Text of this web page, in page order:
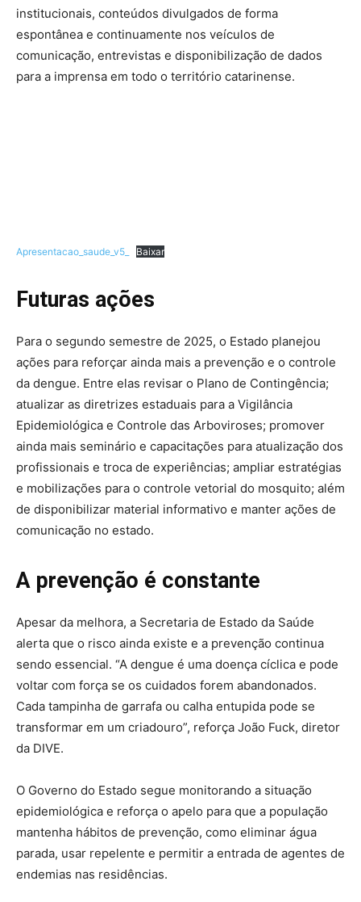
institucionais, conteúdos divulgados de forma
espontânea e continuamente nos veículos de
comunicação, entrevistas e disponibilização de dados
para a imprensa em todo o território catarinense.
Apresentacao_saude_v5_ Baixar
Futuras ações
Para o segundo semestre de 2025, o Estado planejou
ações para reforçar ainda mais a prevenção e o controle
da dengue. Entre elas revisar o Plano de Contingência;
atualizar as diretrizes estaduais para a Vigilância
Epidemiológica e Controle das Arboviroses; promover
ainda mais seminário e capacitações para atualização dos
profissionais e troca de experiências; ampliar estratégias
e mobilizações para o controle vetorial do mosquito; além
de disponibilizar material informativo e manter ações de
comunicação no estado.
A prevenção é constante
Apesar da melhora, a Secretaria de Estado da Saúde
alerta que o risco ainda existe e a prevenção continua
sendo essencial. “A dengue é uma doença cíclica e pode
voltar com força se os cuidados forem abandonados.
Cada tampinha de garrafa ou calha entupida pode se
transformar em um criadouro”, reforça João Fuck, diretor
da DIVE.
O Governo do Estado segue monitorando a situação
epidemiológica e reforça o apelo para que a população
mantenha hábitos de prevenção, como eliminar água
parada, usar repelente e permitir a entrada de agentes de
endemias nas residências.